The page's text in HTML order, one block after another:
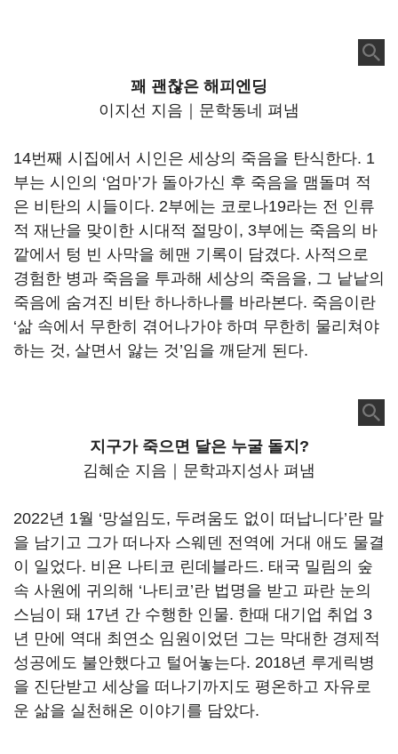
꽤 괜찮은 해피엔딩
이지선 지음｜문학동네 펴냄
14번째 시집에서 시인은 세상의 죽음을 탄식한다. 1
부는 시인의 ‘엄마’가 돌아가신 후 죽음을 맴돌며 적
은 비탄의 시들이다. 2부에는 코로나19라는 전 인류
적 재난을 맞이한 시대적 절망이, 3부에는 죽음의 바
깥에서 텅 빈 사막을 헤맨 기록이 담겼다. 사적으로
경험한 병과 죽음을 투과해 세상의 죽음을, 그 낱낱의
죽음에 숨겨진 비탄 하나하나를 바라본다. 죽음이란
‘삶 속에서 무한히 겪어나가야 하며 무한히 물리쳐야
하는 것, 살면서 앓는 것’임을 깨닫게 된다.
지구가 죽으면 달은 누굴 돌지?
김혜순 지음｜문학과지성사 펴냄
2022년 1월 ‘망설임도, 두려움도 없이 떠납니다’란 말
을 남기고 그가 떠나자 스웨덴 전역에 거대 애도 물결
이 일었다. 비욘 나티코 린데블라드. 태국 밀림의 숲
속 사원에 귀의해 ‘나티코’란 법명을 받고 파란 눈의
스님이 돼 17년 간 수행한 인물. 한때 대기업 취업 3
년 만에 역대 최연소 임원이었던 그는 막대한 경제적
성공에도 불안했다고 털어놓는다. 2018년 루게릭병
을 진단받고 세상을 떠나기까지도 평온하고 자유로
운 삶을 실천해온 이야기를 담았다.